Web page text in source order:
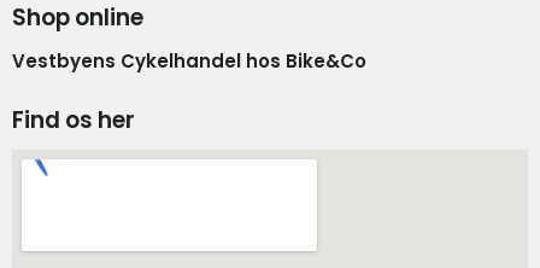
Shop online
Vestbyens Cykelhandel hos Bike&Co
Find os her